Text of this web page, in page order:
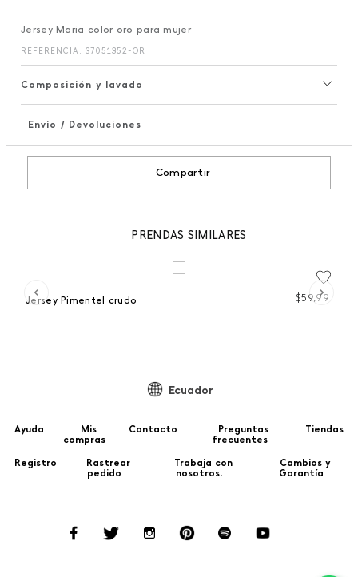
Jersey Maria color oro para mujer
REFERENCIA : 37051352-OR
Composición y lavado
Envío / Devoluciones
Compartir
PRENDAS SIMILARES
Jersey Pimentel crudo $59,99
Ecuador
Ayuda
Mis
compras
Contacto
Preguntas
frecuentes
Tiendas
Registro
Rastrear
pedido
Trabaja con
nosotros.
Cambios y
Garantía